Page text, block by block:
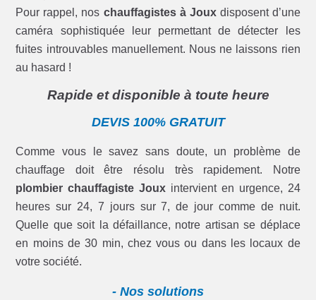
Pour rappel, nos chauffagistes à Jouxdisposent d’une
caméra sophistiquée leur permettant de détecter les
fuites introuvables manuellement. Nous ne laissons rien
au hasard !
Rapide et disponible à toute heure
DEVIS 100% GRATUIT
Comme vous le savez sans doute, un problème de
chauffage doit être résolu très rapidement. Notre
plombier chauffagiste Joux intervient en urgence, 24
heures sur 24, 7 jours sur 7, de jour comme de nuit.
Quelle que soit la défaillance, notre artisan se déplace
en moins de 30 min, chez vous ou dans les locaux de
votre société.
- Nos solutions